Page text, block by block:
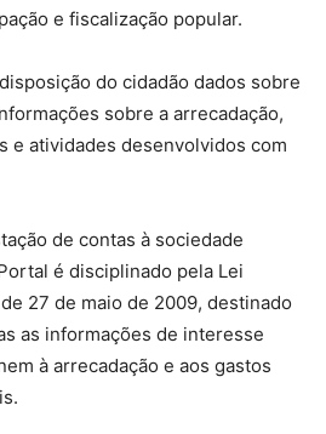
e fiscalização popular.
do cidadão dados sobre
sobre a arrecadação,
e atividades desenvolvidos com
de contas à sociedade
é disciplinado pela Lei
27 de maio de 2009, destinado
as informações de interesse
à arrecadação e aos gastos